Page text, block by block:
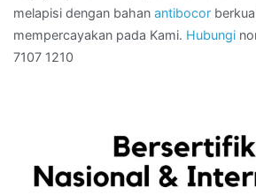
melapisi dengan bahan antibocor
mempercayakan pada Kami. Hubungi
7107 1210